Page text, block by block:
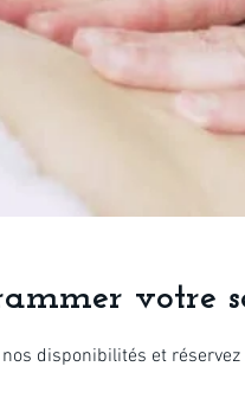
votre
nos disponibilités et